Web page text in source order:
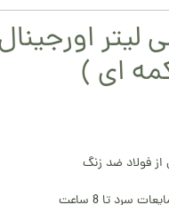
ماگ 350 میلی لیتر
ای )
از فولاد ضد زنگ